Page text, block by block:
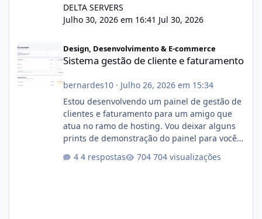
DELTA SERVERS
Julho 30, 2026 em 16:41 Jul 30, 2026
Design, Desenvolvimento & E-commerce
Sistema gestão de cliente e faturamento
bernardes10· Julho 26, 2026 em 15:34
Estou desenvolvendo um painel de gestão de
clientes e faturamento para um amigo que
atua no ramo de hosting. Vou deixar alguns
prints de demonstração do painel para vocês
com cerca de 80% concluído e conta com
4 respostas 704 visualizações